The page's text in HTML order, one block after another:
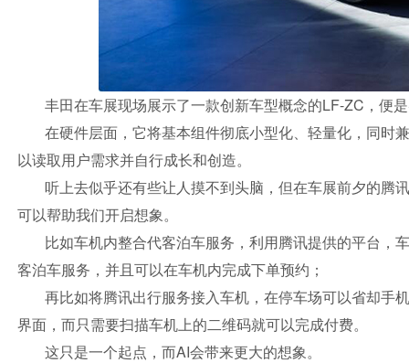
丰田在车展现场展示了一款创新车型概念的LF-ZC，便
在硬件层面，它将基本组件彻底小型化、轻量化，同时
以读取用户需求并自行成长和创造。
听上去似乎还有些让人摸不到头脑，但在车展前夕的腾
可以帮助我们开启想象。
比如车机内整合代客泊车服务，利用腾讯提供的平台，
客泊车服务，并且可以在车机内完成下单预约；
再比如将腾讯出行服务接入车机，在停车场可以省却手
界面，而只需要扫描车机上的二维码就可以完成付费。
这只是一个起点，而AI会带来更大的想象。